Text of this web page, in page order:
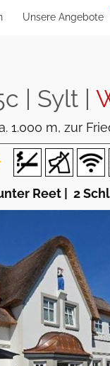
Unsere Angebote
| Sylt |
1.000 m, zur
Reet 2